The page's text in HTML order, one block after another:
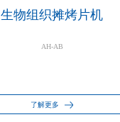
生物组织摊烤片机
AH-AB
了解更多